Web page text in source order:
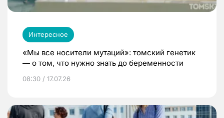
Интересное
«Мы все носители мутаций»: томский генетик
— о том, что нужно знать до беременности
08:30 / 17.07.26